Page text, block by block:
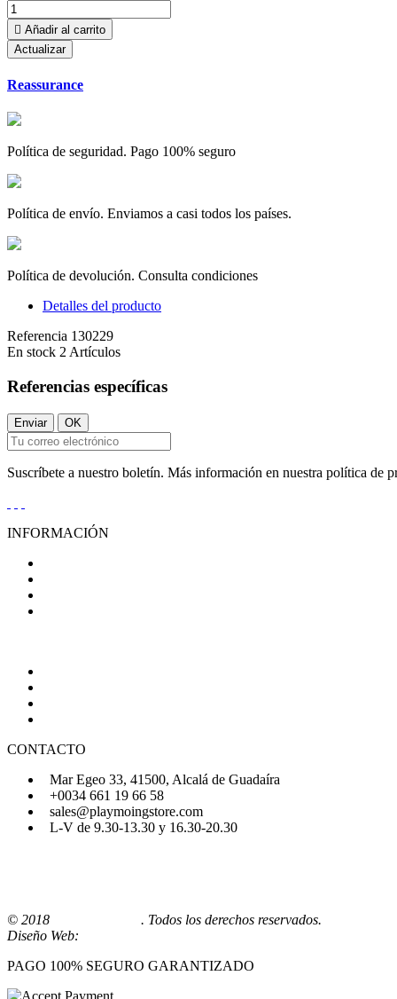
 Añadir al carrito
Reassurance
Política de seguridad. Pago 100% seguro
Política de envío. Enviamos a casi todos los países.
Política de devolución. Consulta condiciones
Detalles del producto
Referencia 130229
En stock 2 Artículos
Referencias específicas
Suscríbete a nuestro boletín. Más información en nuestra política de
INFORMACIÓN
CONTACTO
Mar Egeo 33, 41500, Alcalá de Guadaíra
+0034 661 19 66 58
sales@playmoingstore.com
L-V de 9.30-13.30 y 16.30-20.30
© 2018
. Todos los derechos reservados.
Diseño Web:
PAGO 100% SEGURO GARANTIZADO